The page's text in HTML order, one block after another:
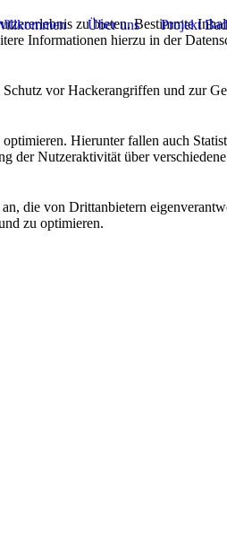
Über uns Projekt
zu bieten. Bestimmte
Informationen hierzu in der
vor Hackerangriffen und zur
Hierunter fallen auch
der Nutzeraktivität über
die von Drittanbietern
zu optimieren.